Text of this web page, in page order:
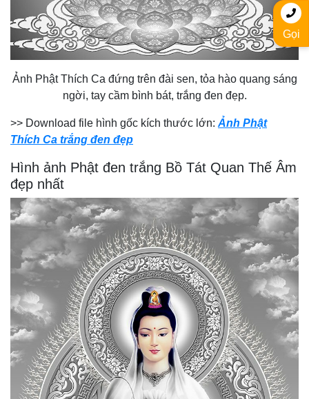
Ảnh Phật Thích Ca đứng trên đài sen, tỏa hào quang sáng
ngời, tay cầm bình bát, trắng đen đẹp.
>> Download file hình gốc kích thước lớn: Ảnh Phật
Thích Ca trắng đen đẹp
Hình ảnh Phật đen trắng Bồ Tát Quan Thế Âm
đẹp nhất
Gọi